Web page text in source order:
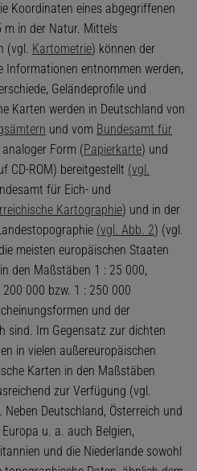
Koordinaten eines abgegriffenen
m in der Natur. Mittels
(vgl. Kartometrie) können der
Informationen entnommen werden,
Geländeprofile und
Karten werden in Deutschland von
und vom Bundesamt für
analoger Form (Papierkarte) und
CD-ROM) bereitgestellt (vgl.
für Eich- und
Kartographie) und in der
(vgl. Abb. 2) (vgl.
meisten europäischen Staaten
den Maßstäben 1 : 25 000,
000 bzw. 1 : 250 000
und der
sind. Im Gegensatz zur dichten
in vielen außereuropäischen
Karten in den Maßstäben
zur Verfügung (vgl.
Neben Deutschland, Österreich und
u. a. auch Belgien,
und die Niederlande sowohl